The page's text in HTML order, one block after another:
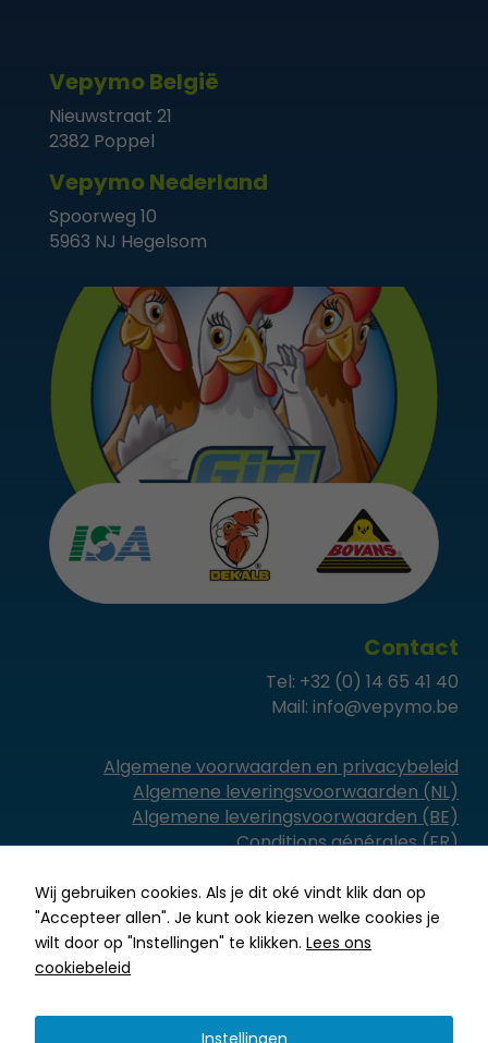
Vepymo België
Nieuwstraat 21
2382 Poppel
Vepymo Nederland
Spoorweg 10
5963 NJ Hegelsom
Contact
Tel: +32 (0) 14 65 41 40
Mail:info@vepymo.be
Algemene voorwaarden en privacybeleid
Algemene leveringsvoorwaarden (NL)
Algemene leveringsvoorwaarden (BE)
Conditions générales (FR)
Vepymo
Wij gebruiken cookies. Als je dit oké vindt klik dan op
"Accepteer allen". Je kunt ook kiezen welke cookies je
wilt door op "Instellingen" te klikken. Lees ons
cookiebeleid
Instellingen
niet
optioneel. Ze
zijn nodig
om de
website
goed te
laten
functioneren.
Statistieken
functionaliteit
verbeteren
op basis van
wordt
gebruikt.
Om onze
website zo
goed
functioneren
tijdens je